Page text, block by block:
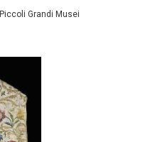
Piccoli Grandi Musei